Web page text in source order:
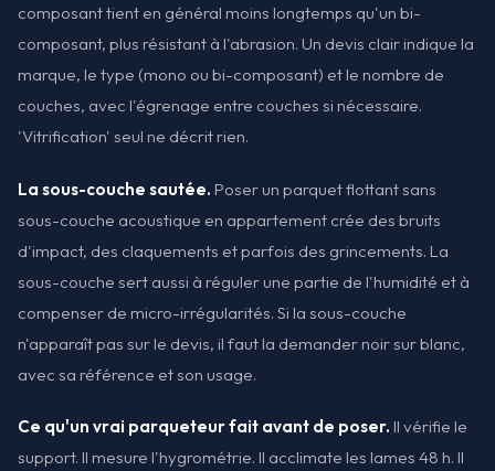
composant tient en général moins longtemps qu'un bi-
composant, plus résistant à l'abrasion. Un devis clair indique la
marque, le type (mono ou bi-composant) et le nombre de
couches, avec l'égrenage entre couches si nécessaire.
'Vitrification' seul ne décrit rien.
La sous-couche sautée. Poser un parquet flottant sans
sous-couche acoustique en appartement crée des bruits
d'impact, des claquements et parfois des grincements. La
sous-couche sert aussi à réguler une partie de l'humidité et à
compenser de micro-irrégularités. Si la sous-couche
n'apparaît pas sur le devis, il faut la demander noir sur blanc,
avec sa référence et son usage.
Ce qu'un vrai parqueteur fait avant de poser. Il vérifie le
support. Il mesure l'hygrométrie. Il acclimate les lames 48 h. Il